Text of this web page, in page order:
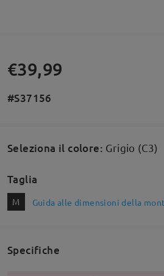
€39,99
#S37156
Seleziona il colore: Grigio (C3)
Taglia
M Guida alle dimensioni della
Specifiche